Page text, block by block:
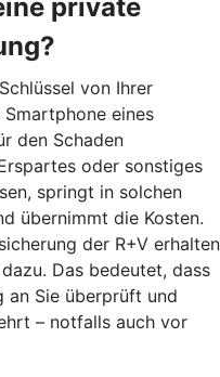
private
von Ihrer
eines
den Schaden
oder sonstiges
springt in solchen
übernimmt die Kosten.
der R+V erhalten
Das bedeutet, dass
an Sie überprüft und
– notfalls auch vor